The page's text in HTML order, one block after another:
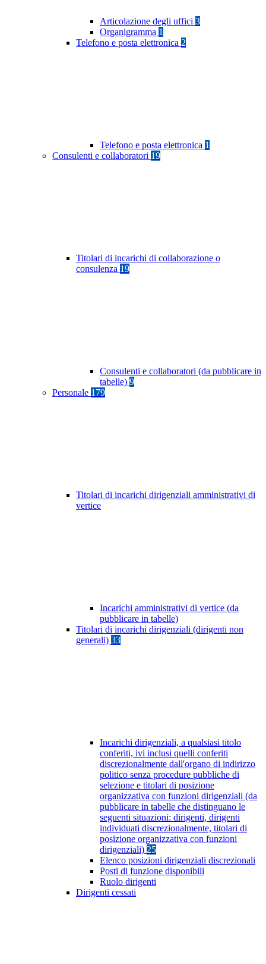
Articolazione degli uffici 3
Organigramma 1
Telefono e posta elettronica 2
Telefono e posta elettronica 1
Consulenti e collaboratori 19
Titolari di incarichi di collaborazione o
consulenza 19
Consulenti e collaboratori (da pubblicare in
tabelle) 9
Personale 179
Titolari di incarichi dirigenziali amministrativi di
vertice
Incarichi amministrativi di vertice (da
pubblicare in tabelle)
Titolari di incarichi dirigenziali (dirigenti non
generali) 33
Incarichi dirigenziali, a qualsiasi titolo
conferiti, ivi inclusi quelli conferiti
discrezionalmente dall'organo di indirizzo
politico senza procedure pubbliche di
selezione e titolari di posizione
organizzativa con funzioni dirigenziali (da
pubblicare in tabelle che distinguano le
seguenti situazioni: dirigenti, dirigenti
individuati discrezionalmente, titolari di
posizione organizzativa con funzioni
dirigenziali) 25
Elenco posizioni dirigenziali discrezionali
Posti di funzione disponibili
Ruolo dirigenti
Dirigenti cessati